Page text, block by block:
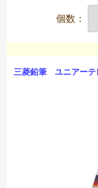
個数：
三菱鉛筆 ユニアーテ